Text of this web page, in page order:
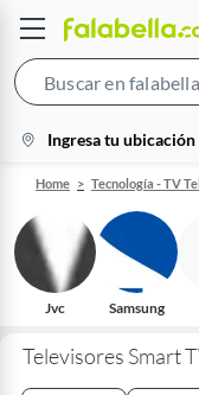
location-
icon
Ingresa tu ubicación
Home Tecnología - TV
Jvc Samsung
Televisores Smart